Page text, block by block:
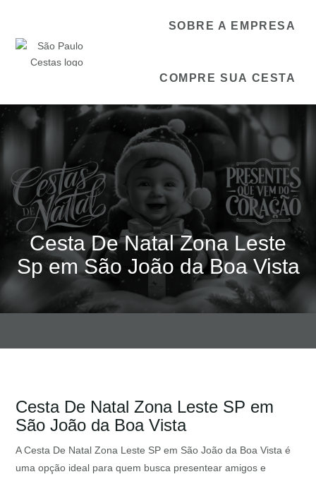
SOBRE A EMPRESA
COMPRE SUA CESTA
Cesta De Natal Zona Leste
Sp em São João da Boa Vista
Cesta De Natal Zona Leste SP em
São João da Boa Vista
A Cesta De Natal Zona Leste SP em São João da Boa Vista é
uma opção ideal para quem busca presentear amigos e